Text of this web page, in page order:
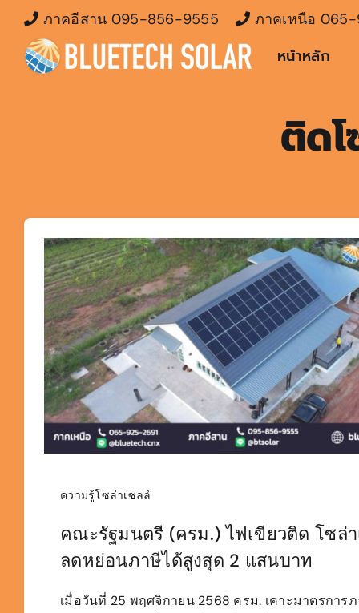
content
ภาคอีสาน 095-856-9555 ภาคเหนือ 065-
หน้าหลัก
ติด
ความรู้โซล่าเซลล์
คณะรัฐมนตรี (ครม.) ไฟเขียวติด โซล่
ลดหย่อนภาษีได้สูงสุด 2 แสนบาท
เมื่อวันที่ 25 พฤศจิกายน 2568 ครม. เคาะมาตรการ